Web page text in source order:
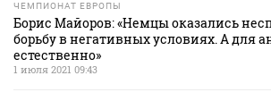
ЧЕМПИОНАТ ЕВРОПЫ
Борис Майоров: «Немцы оказались
борьбу в негативных условиях. А для
естественно»
1 июля 2021 09:43